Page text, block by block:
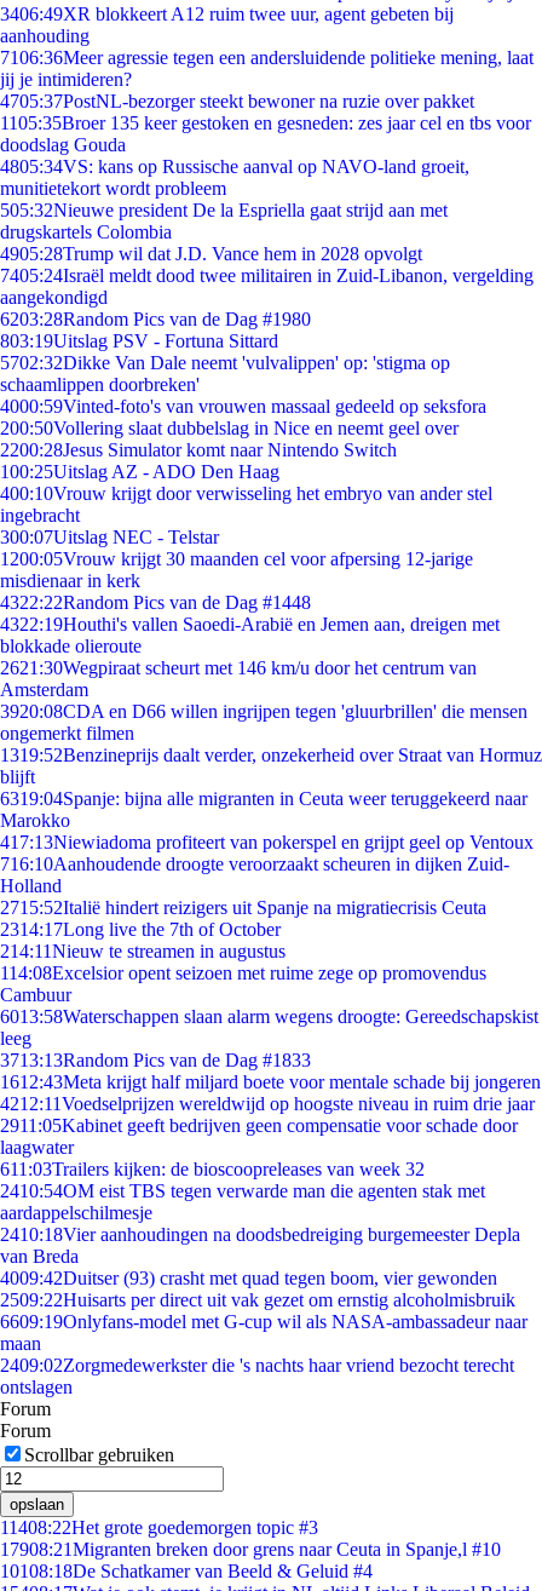
3406:49XR blokkeert A12 ruim twee uur, agent gebeten bij
aanhouding
7106:36Meer agressie tegen een andersluidende politieke mening, laat
jij je intimideren?
4705:37PostNL-bezorger steekt bewoner na ruzie over pakket
1105:35Broer 135 keer gestoken en gesneden: zes jaar cel en tbs voor
doodslag Gouda
4805:34VS: kans op Russische aanval op NAVO-land groeit,
munitietekort wordt probleem
505:32Nieuwe president De la Espriella gaat strijd aan met
drugskartels Colombia
4905:28Trump wil dat J.D. Vance hem in 2028 opvolgt
7405:24Israël meldt dood twee militairen in Zuid-Libanon, vergelding
aangekondigd
6203:28Random Pics van de Dag #1980
803:19Uitslag PSV - Fortuna Sittard
5702:32Dikke Van Dale neemt 'vulvalippen' op: 'stigma op
schaamlippen doorbreken'
4000:59Vinted-foto's van vrouwen massaal gedeeld op seksfora
200:50Vollering slaat dubbelslag in Nice en neemt geel over
2200:28Jesus Simulator komt naar Nintendo Switch
100:25Uitslag AZ - ADO Den Haag
400:10Vrouw krijgt door verwisseling het embryo van ander stel
ingebracht
300:07Uitslag NEC - Telstar
1200:05Vrouw krijgt 30 maanden cel voor afpersing 12-jarige
misdienaar in kerk
4322:22Random Pics van de Dag #1448
4322:19Houthi's vallen Saoedi-Arabië en Jemen aan, dreigen met
blokkade olieroute
2621:30Wegpiraat scheurt met 146 km/u door het centrum van
Amsterdam
3920:08CDA en D66 willen ingrijpen tegen 'gluurbrillen' die mensen
ongemerkt filmen
1319:52Benzineprijs daalt verder, onzekerheid over Straat van Hormuz
blijft
6319:04Spanje: bijna alle migranten in Ceuta weer teruggekeerd naar
Marokko
417:13Niewiadoma profiteert van pokerspel en grijpt geel op Ventoux
716:10Aanhoudende droogte veroorzaakt scheuren in dijken Zuid-
Holland
2715:52Italië hindert reizigers uit Spanje na migratiecrisis Ceuta
2314:17Long live the 7th of October
214:11Nieuw te streamen in augustus
114:08Excelsior opent seizoen met ruime zege op promovendus
Cambuur
6013:58Waterschappen slaan alarm wegens droogte: Gereedschapskist
leeg
3713:13Random Pics van de Dag #1833
1612:43Meta krijgt half miljard boete voor mentale schade bij jongeren
4212:11Voedselprijzen wereldwijd op hoogste niveau in ruim drie jaar
2911:05Kabinet geeft bedrijven geen compensatie voor schade door
laagwater
611:03Trailers kijken: de bioscoopreleases van week 32
2410:54OM eist TBS tegen verwarde man die agenten stak met
aardappelschilmesje
2410:18Vier aanhoudingen na doodsbedreiging burgemeester Depla
van Breda
4009:42Duitser (93) crasht met quad tegen boom, vier gewonden
2509:22Huisarts per direct uit vak gezet om ernstig alcoholmisbruik
6609:19Onlyfans-model met G-cup wil als NASA-ambassadeur naar
maan
2409:02Zorgmedewerkster die 's nachts haar vriend bezocht terecht
ontslagen
Forum
Forum
Scrollbar gebruiken
opslaan
11408:22Het grote goedemorgen topic #3
17908:21Migranten breken door grens naar Ceuta in Spanje,l #10
10108:18De Schatkamer van Beeld & Geluid #4